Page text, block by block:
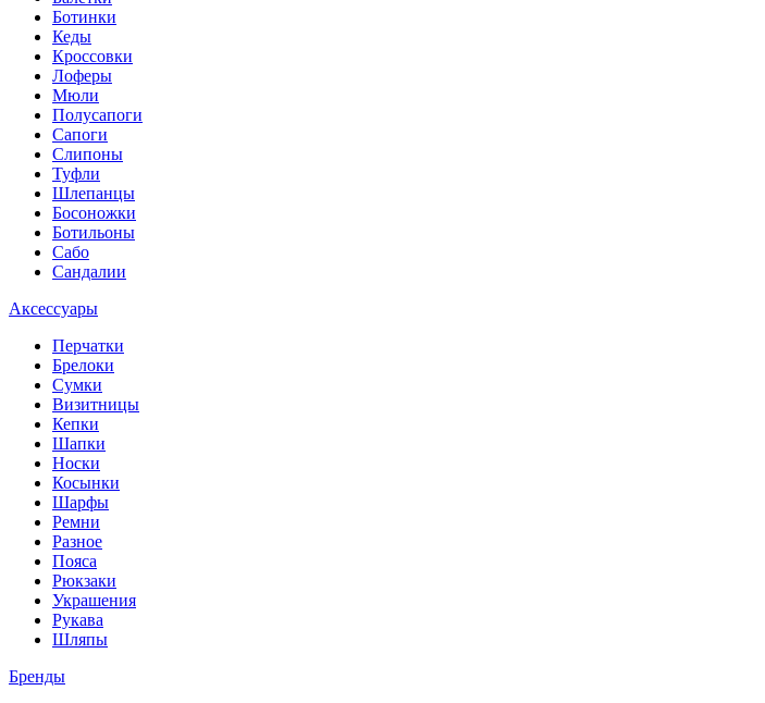
Ботинки
Кеды
Кроссовки
Лоферы
Мюли
Полусапоги
Сапоги
Слипоны
Туфли
Шлепанцы
Босоножки
Ботильоны
Сабо
Сандалии
Аксессуары
Перчатки
Брелоки
Сумки
Визитницы
Кепки
Шапки
Носки
Косынки
Шарфы
Ремни
Разное
Пояса
Рюкзаки
Украшения
Рукава
Шляпы
Бренды